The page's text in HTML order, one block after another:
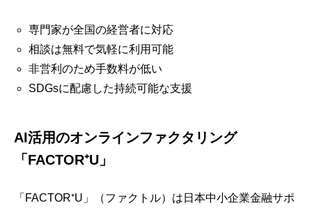
専門家が全国の経営者に対応
相談は無料で気軽に利用可能
非営利のため手数料が低い
SDGsに配慮した持続可能な支援
AI活用のオンラインファクタリング
「FACTOR⁺U」
「FACTOR⁺U」（ファクトル）は日本中小企業金融サポ